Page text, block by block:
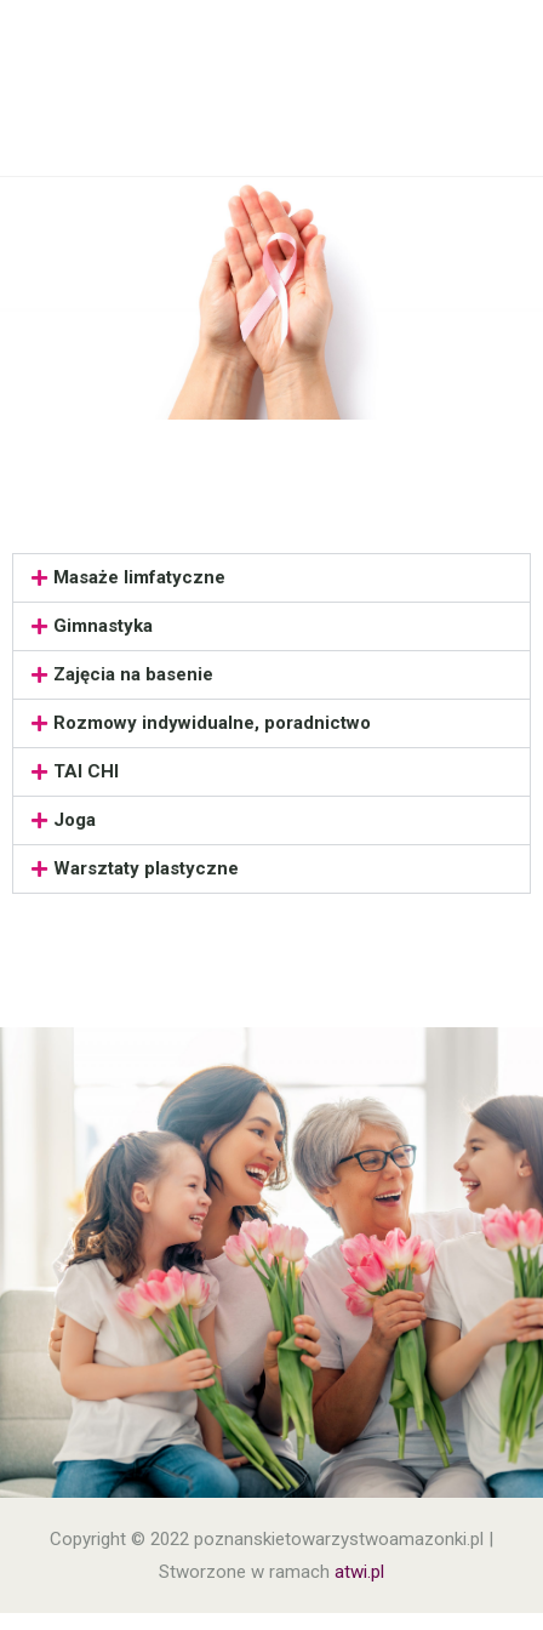
Masaże limfatyczne
Gimnastyka
Zajęcia na basenie
Rozmowy indywidualne, poradnictwo
TAI CHI
Joga
Warsztaty plastyczne
Copyright © 2022 poznanskietowarzystwoamazonki.pl |
Stworzone w ramach atwi.pl